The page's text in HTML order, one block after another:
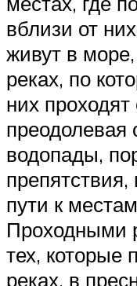
вблизи от
живут в
реках, по
них
преодолевая
водопады,
пути к
Проходными
тех, которые
реках, в